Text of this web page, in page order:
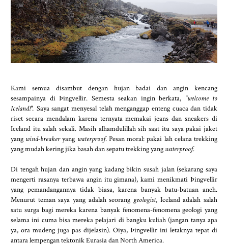
Kami semua disambut dengan hujan badai dan angin kencang
sesampainya di Þingvellir. Semesta seakan ingin berkata, "welcome to
Iceland!". Saya sangat menyesal telah menganggap enteng cuaca dan tidak
riset secara mendalam karena ternyata memakai jeans dan sneakers di
Iceland itu salah sekali. Masih alhamdulillah sih saat itu saya pakai jaket
yang wind-breakeryang waterproof. Pesan moral: pakai lah celana trekking
yang mudah kering jika basah dan sepatu trekking yang waterproof.
Di tengah hujan dan angin yang kadang bikin susah jalan (sekarang saya
mengerti rasanya terbawa angin itu gimana), kami menikmati Þingvellir
yang pemandangannya tidak biasa, karena banyak batu-batuan aneh.
Menurut teman saya yang adalah seorang geologist, Iceland adalah salah
satu surga bagi mereka karena banyak fenomena-fenomena geologi yang
selama ini cuma bisa mereka pelajari di bangku kuliah (jangan tanya apa
ya, ora mudeng juga pas dijelasin). Oiya, Þingvellir ini letaknya tepat di
antara lempengan tektonik Eurasia dan North America.